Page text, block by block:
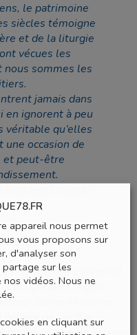
le patrimoine
siècles témoigne
et de la liturgie
vécues les
sommes les
jamais dans
en ignorent à peu
véritable qu’elles
une occasion de
et peut-être
: Un parcours immersif
bougie dans l’église
Sainte-Honorine
églises de Viroflay,
appareil nous permet
vous proposons sur
d'analyser son
sur les
vidéos. Nous ne
en cliquant sur